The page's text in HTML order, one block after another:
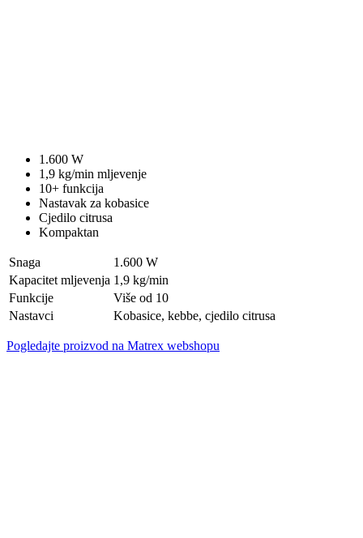
1.600 W
1,9 kg/min mljevenje
10+ funkcija
Nastavak za kobasice
Cjedilo citrusa
Kompaktan
Snaga
1.600 W
Kapacitet mljevenja 1,9 kg/min
Funkcije
Više od 10
Nastavci
Kobasice, kebbe, cjedilo citrusa
Pogledajte proizvod na Matrex webshopu